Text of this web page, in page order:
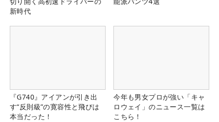
新時代
『G740』アイアンが引き出
す“反則級”の寛容性と飛びは
本当だった！
今年も男女プロが強い「キャ
ロウェイ」のニュース一覧は
こちら！